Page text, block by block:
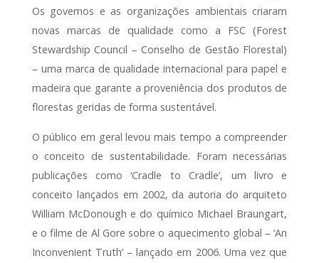
Os governos e as organizações ambientais criaram
novas marcas de qualidade como a FSC (Forest
Stewardship Council – Conselho de Gestão Florestal)
– uma marca de qualidade internacional para papel e
madeira que garante a proveniência dos produtos de
florestas geridas de forma sustentável.
O público em geral levou mais tempo a compreender
o conceito de sustentabilidade. Foram necessárias
publicações como ‘Cradle to Cradle’, um livro e
conceito lançados em 2002, da autoria do arquiteto
William McDonough e do químico Michael Braungart,
e o filme de Al Gore sobre o aquecimento global – ‘An
Inconvenient Truth’ – lançado em 2006. Uma vez que